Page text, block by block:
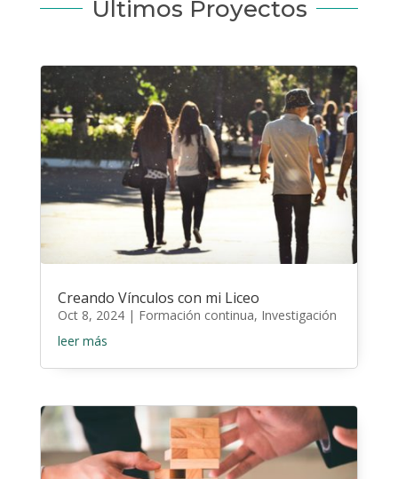
Últimos Proyectos
Creando Vínculos con mi Liceo
Oct 8, 2024| Formación continua, Investigación
leer más